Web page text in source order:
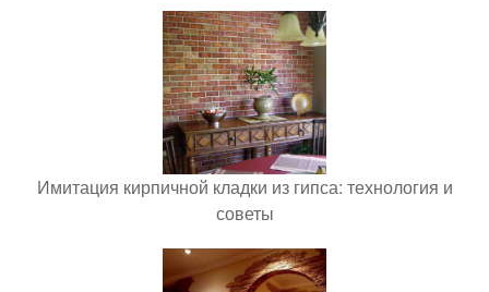
Имитация кирпичной кладки из гипса: технология и
советы